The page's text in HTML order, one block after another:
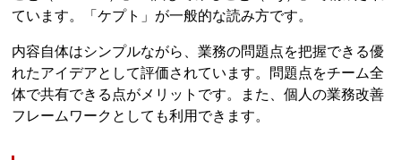
ています。「ケプト」が一般的な読み方です。
内容自体はシンプルながら、業務の問題点を把握できる優
れたアイデアとして評価されています。問題点をチーム全
体で共有できる点がメリットです。また、個人の業務改善
フレームワークとしても利用できます。